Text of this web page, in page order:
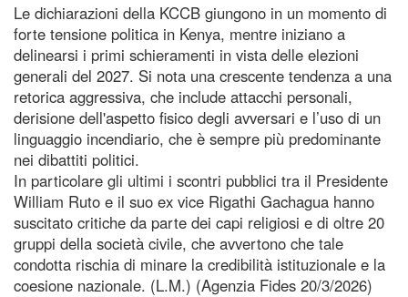
Le dichiarazioni della KCCB giungono in un momento di
forte tensione politica in Kenya, mentre iniziano a
delinearsi i primi schieramenti in vista delle elezioni
generali del 2027. Si nota una crescente tendenza a una
retorica aggressiva, che include attacchi personali,
derisione dell'aspetto fisico degli avversari e l’uso di un
linguaggio incendiario, che è sempre più predominante
nei dibattiti politici.
In particolare gli ultimi i scontri pubblici tra il Presidente
William Ruto e il suo ex vice Rigathi Gachagua hanno
suscitato critiche da parte dei capi religiosi e di oltre 20
gruppi della società civile, che avvertono che tale
condotta rischia di minare la credibilità istituzionale e la
coesione nazionale. (L.M.) (Agenzia Fides 20/3/2026)